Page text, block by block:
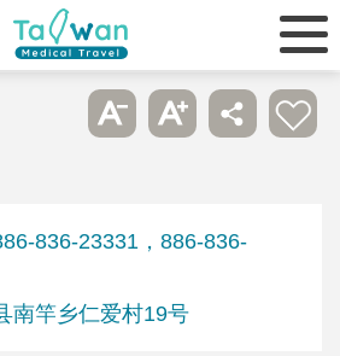
836-23331，886-836-
南竿乡仁爱村19号